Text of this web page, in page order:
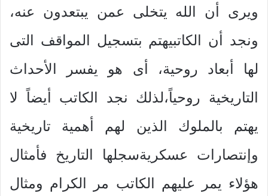
ويرى أن الله يتخلى عمن يبتعدون عنه،
ونجد أن الكاتبيهتم بتسجيل المواقف التى
لها أبعاد روحية، أى هو يفسر الأحداث
التاريخية روحياً،لذلك نجد الكاتب أيضاً لا
يهتم بالملوك الذين لهم أهمية تاريخية
وإنتصارات عسكريةسجلها التاريخ فأمثال
هؤلاء يمر عليهم الكاتب مر الكرام ومثال